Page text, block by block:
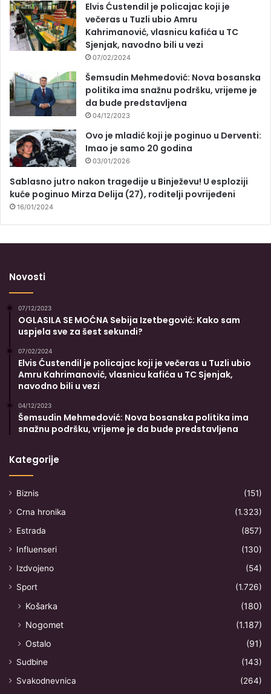
Elvis Ćustendil je policajac koji je
večeras u Tuzli ubio Amru
Kahrimanović, vlasnicu kafića u TC
Sjenjak, navodno bili u vezi
07/02/2024
Šemsudin Mehmedović: Nova bosanska
politika ima snažnu podršku, vrijeme je
da bude predstavljena
04/12/2023
Ovo je mladić koji je poginuo u Derventi:
Imao je samo 20 godina
03/01/2026
Sablasno jutro nakon tragedije u Binježevu! U esploziji
kuće poginuo Mirza Delija (27), roditelji povrijeđeni
16/01/2024
Novosti
07/12/2023
OGLASILA SE MOĆNA Sebija Izetbegović: Kako sam
uspjela sve za šest sekundi?
07/02/2024
Elvis Ćustendil je policajac koji je večeras u Tuzli ubio
Amru Kahrimanović, vlasnicu kafića u TC Sjenjak,
navodno bili u vezi
04/12/2023
Šemsudin Mehmedović: Nova bosanska politika ima
snažnu podršku, vrijeme je da bude predstavljena
Kategorije
Biznis
(151)
Crna hronika
(1.323)
Estrada
(857)
Influenseri
(130)
Izdvojeno
(54)
Sport
(1.726)
Košarka
(180)
Nogomet
(1.187)
Ostalo
(91)
Sudbine
(143)
Svakodnevnica
(264)